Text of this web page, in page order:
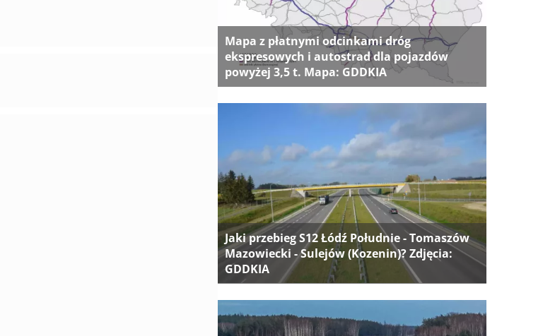
Mapa z płatnymi odcinkami dróg
ekspresowych i autostrad dla pojazdów
powyżej 3,5 t. Mapa: GDDKIA
Jaki przebieg S12 Łódź Południe - Tomaszów
Mazowiecki - Sulejów (Kozenin)? Zdjęcia:
GDDKIA